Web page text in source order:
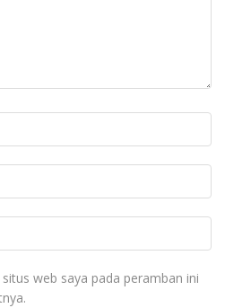
web saya pada peramban ini